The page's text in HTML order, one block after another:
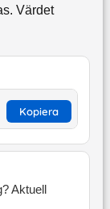
Värdet
Kopiera
Aktuell